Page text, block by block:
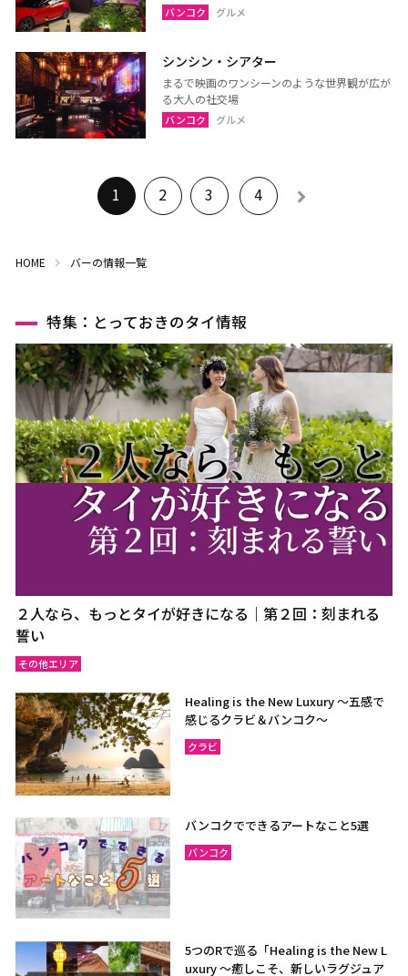
バンコク グルメ
シンシン・シアター
まるで映画のワンシーンのような世界観が広が
る大人の社交場
バンコク グルメ
1 2 3 4
HOME バーの情報一覧
特集：とっておきのタイ情報
２人なら、もっとタイが好きになる｜第２回：刻まれる
誓い
その他エリア
Healing is the New Luxury ～五感で
感じるクラビ＆バンコク～
クラビ
バンコクでできるアートなこと5選
バンコク
5つのRで巡る「Healing is the New L
uxury ～癒しこそ、新しいラグジュア